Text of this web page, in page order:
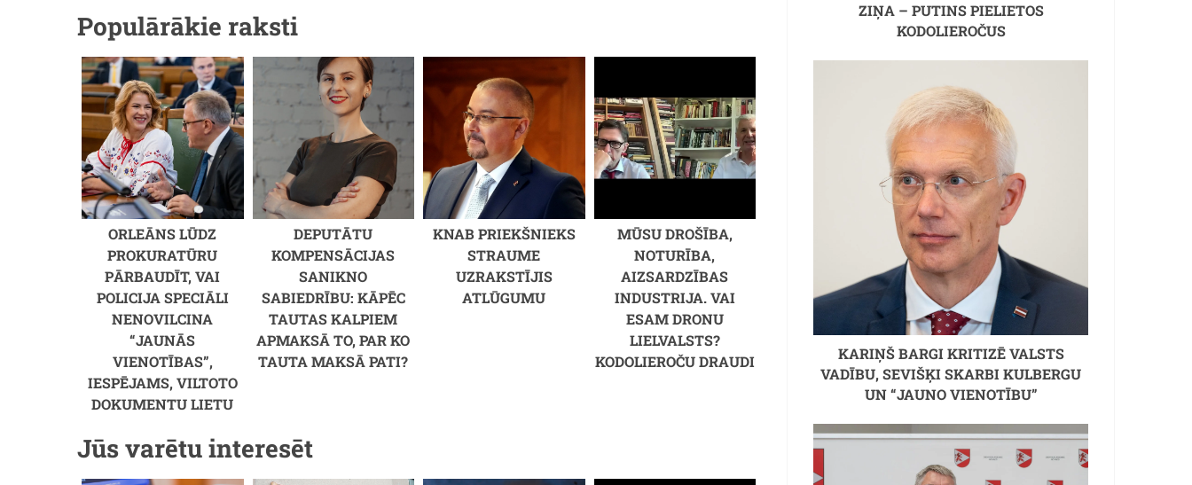
Populārākie raksti
ORLEĀNS LŪDZ
PROKURATŪRU
PĀRBAUDĪT, VAI
POLICIJA SPECIĀLI
NENOVILCINA
“JAUNĀS
VIENOTĪBAS”,
IESPĒJAMS, VILTOTO
DOKUMENTU LIETU
DEPUTĀTU
KOMPENSĀCIJAS
SANIKNO
SABIEDRĪBU: KĀPĒC
TAUTAS KALPIEM
APMAKSĀ TO, PAR KO
TAUTA MAKSĀ PATI?
KNAB PRIEKŠNIEKS
STRAUME
UZRAKSTĪJIS
ATLŪGUMU
MŪSU DROŠĪBA,
NOTURĪBA,
AIZSARDZĪBAS
INDUSTRIJA. VAI
ESAM DRONU
LIELVALSTS?
KODOLIEROČU DRAUDI
Jūs varētu interesēt
ZIŅA – PUTINS PIELIETOS
KODOLIEROČUS
KARIŅŠ BARGI KRITIZĒ VALSTS
VADĪBU, SEVIŠĶI SKARBI KULBERGU
UN “JAUNO VIENOTĪBU”